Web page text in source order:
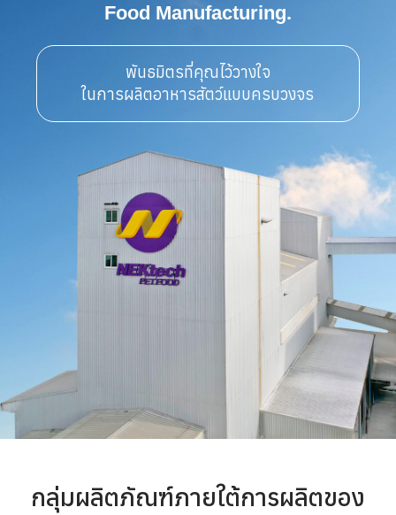
Food Manufacturing.
พันธมิตรที่คุณไว้วางใจ
ในการผลิตอาหารสัตว์แบบครบวงจร
กลุ่มผลิตภัณฑ์ภายใต้การผลิตของ